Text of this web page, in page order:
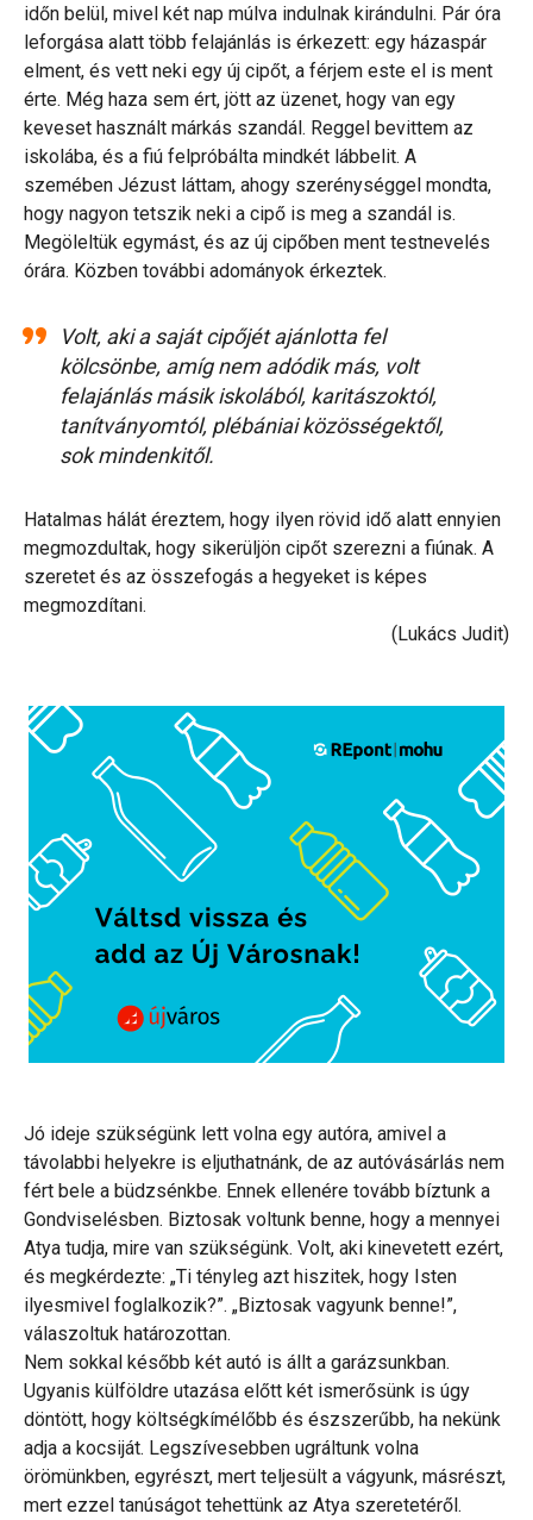
időn belül, mivel két nap múlva indulnak kirándulni. Pár óra
leforgása alatt több felajánlás is érkezett: egy házaspár
elment, és vett neki egy új cipőt, a férjem este el is ment
érte. Még haza sem ért, jött az üzenet, hogy van egy
keveset használt márkás szandál. Reggel bevittem az
iskolába, és a fiú felpróbálta mindkét lábbelit. A
szemében Jézust láttam, ahogy szerénységgel mondta,
hogy nagyon tetszik neki a cipő is meg a szandál is.
Megöleltük egymást, és az új cipőben ment testnevelés
órára. Közben további adományok érkeztek.
Volt, aki a saját cipőjét ajánlotta fel
kölcsönbe, amíg nem adódik más, volt
felajánlás másik iskolából, karitászoktól,
tanítványomtól, plébániai közösségektől,
sok mindenkitől.
Hatalmas hálát éreztem, hogy ilyen rövid idő alatt ennyien
megmozdultak, hogy sikerüljön cipőt szerezni a fiúnak. A
szeretet és az összefogás a hegyeket is képes
megmozdítani.
(Lukács Judit)
Jó ideje szükségünk lett volna egy autóra, amivel a
távolabbi helyekre is eljuthatnánk, de az autóvásárlás nem
fért bele a büdzsénkbe. Ennek ellenére tovább bíztunk a
Gondviselésben. Biztosak voltunk benne, hogy a mennyei
Atya tudja, mire van szükségünk. Volt, aki kinevetett ezért,
és megkérdezte: „Ti tényleg azt hiszitek, hogy Isten
ilyesmivel foglalkozik?”. „Biztosak vagyunk benne!”,
válaszoltuk határozottan.
Nem sokkal később két autó is állt a garázsunkban.
Ugyanis külföldre utazása előtt két ismerősünk is úgy
döntött, hogy költségkímélőbb és észszerűbb, ha nekünk
adja a kocsiját. Legszívesebben ugráltunk volna
örömünkben, egyrészt, mert teljesült a vágyunk, másrészt,
mert ezzel tanúságot tehettünk az Atya szeretetéről.